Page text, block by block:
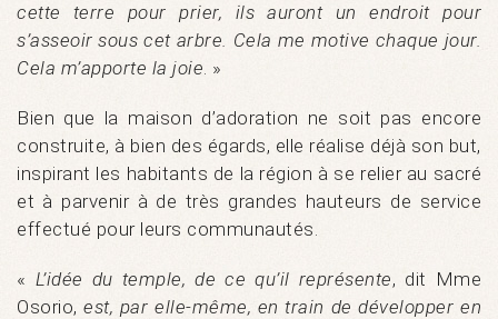
cette terre pour prier, ils auront un endroit pour
s’asseoir sous cet arbre. Cela me motive chaque jour.
Cela m’apporte la joie. »
Bien que la maison d’adoration ne soit pas encore
construite, à bien des égards, elle réalise déjà son but,
inspirant les habitants de la région à se relier au sacré
et à parvenir à de très grandes hauteurs de service
effectué pour leurs communautés.
« L’idée du temple, de ce qu’il représente, dit Mme
Osorio,est, par elle-même, en train de développer en